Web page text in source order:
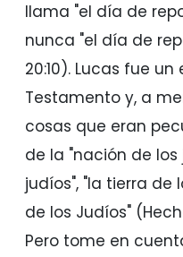
llama "el día de
nunca "el día de
20:10). Lucas fue
Testamento y, a
cosas que eran
de la "nación de los
judíos", "la tierra de
de los Judíos"
Pero tome en